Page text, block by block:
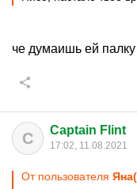
че думаишь ей
C Captain Flint
17:02, 11.08.2021
От пользователя